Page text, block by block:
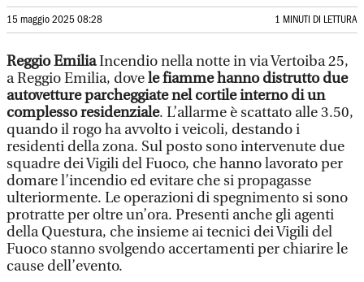
15 maggio 2025 08:28 1 MINUTI DI LETTURA
Reggio EmiliaIncendio nella notte in via Vertoiba 25,
a Reggio Emilia, dovele fiamme hanno distrutto due
autovetture parcheggiate nel cortile interno di un
complesso residenziale. L’allarme è scattato alle 3.50,
quando il rogo ha avvolto i veicoli, destando i
residenti della zona. Sul posto sono intervenute due
squadre dei Vigili del Fuoco, che hanno lavorato per
domare l’incendio ed evitare che si propagasse
ulteriormente. Le operazioni di spegnimento si sono
protratte per oltre un’ora. Presenti anche gli agenti
della Questura, che insieme ai tecnici dei Vigili del
Fuoco stanno svolgendo accertamenti per chiarire le
cause dell’evento.